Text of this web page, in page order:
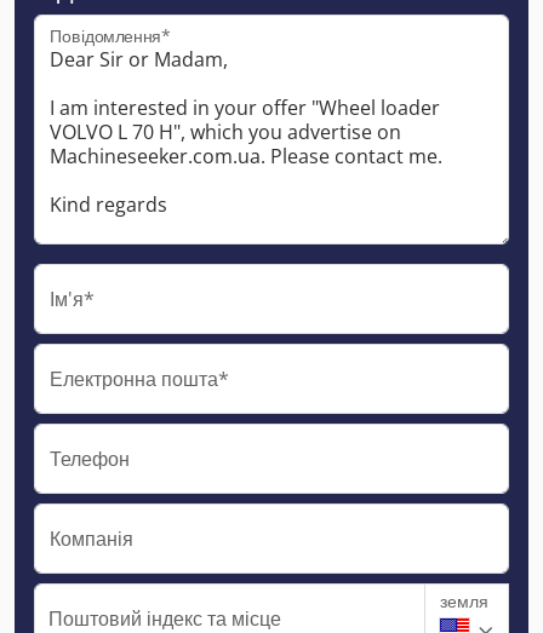
Повідомлення*
Ім'я*
Електронна пошта*
Телефон
Компанія
Поштовий індекс та місце
земля